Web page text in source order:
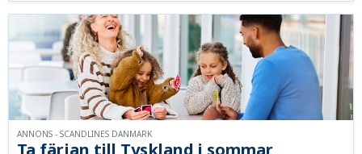
ANNONS - SCANDLINES DANMARK